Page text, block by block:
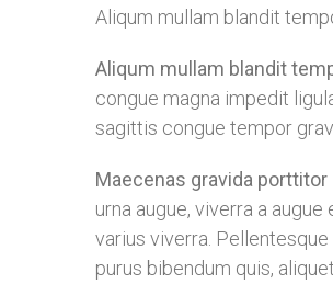
Aliqum mullam blandit
Aliqum mullam blandit
congue magna impedit
sagittis congue tempor
Maecenas gravida
urna augue, viverra a
varius viverra.
purus bibendum quis, aliquet